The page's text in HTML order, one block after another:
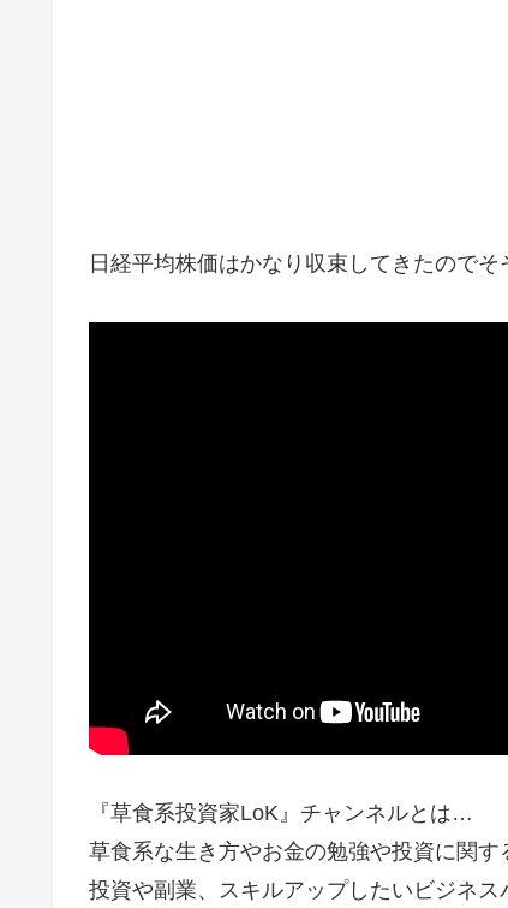
日経平均株価はかなり収束してきたので
『草食系投資家LoK』チャンネルとは…
草食系な生き方やお金の勉強や投資に関す
投資や副業、スキルアップしたいビジネス